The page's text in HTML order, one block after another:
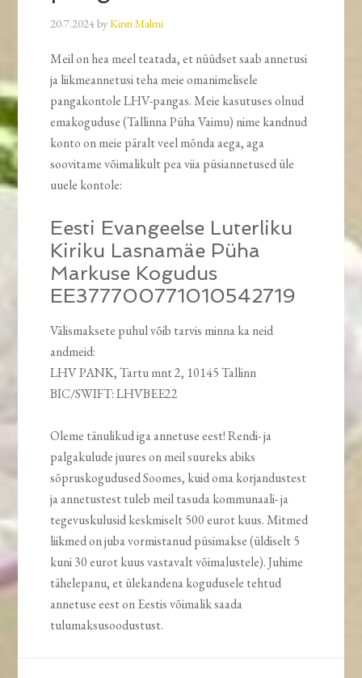
20.7.2024byKirsti Malmi
Meil on hea meel teatada, et nüüdset saab annetusi
ja liikmeannetusi teha meie omanimelisele
pangakontole LHV-pangas. Meie kasutuses olnud
emakoguduse (Tallinna Püha Vaimu) nime kandnud
konto on meie päralt veel mõnda aega, aga
soovitame võimalikult pea viia püsiannetused üle
uuele kontole:
Eesti Evangeelse Luterliku
Kiriku Lasnamäe Püha
Markuse Kogudus
EE377700771010542719
Välismaksete puhul võib tarvis minna ka neid
andmeid:
LHV PANK, Tartu mnt 2, 10145 Tallinn
BIC/SWIFT: LHVBEE22
Oleme tänulikud iga annetuse eest! Rendi- ja
palgakulude juures on meil suureks abiks
sõpruskogudused Soomes, kuid oma korjandustest
ja annetustest tuleb meil tasuda kommunaali- ja
tegevuskulusid keskmiselt 500 eurot kuus. Mitmed
liikmed on juba vormistanud püsimakse (üldiselt 5
kuni 30 eurot kuus vastavalt võimalustele). Juhime
tähelepanu, et ülekandena kogudusele tehtud
annetuse eest on Eestis võimalik saada
tulumaksusoodustust.